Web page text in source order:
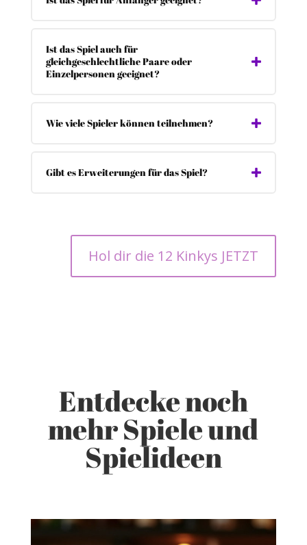
Ist das Spiel auch für
gleichgeschlechtliche Paare oder
Einzelpersonen geeignet?
Wie viele Spieler können teilnehmen?
Gibt es Erweiterungen für das Spiel?
Hol dir die 12 Kinkys JETZT
Entdecke noch
mehr Spiele und
Spielideen